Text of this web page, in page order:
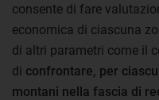
consente di fare
economica di ciascuna
di altri parametri come il
di confrontare, per
montani nella fascia di